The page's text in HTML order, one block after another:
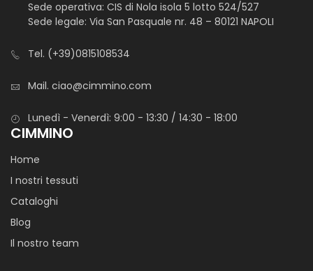
Sede operativa: CIS di Nola isola 5 lotto 524/527
Sede legale: Via San Pasquale nr. 48 – 80121 NAPOLI
Tel. (+39)0815108534
Mail. ciao@cimmino.com
Lunedì - Venerdì: 9:00 - 13:30 / 14:30 - 18:00
CIMMINO
Home
I nostri tessuti
Cataloghi
Blog
Il nostro team